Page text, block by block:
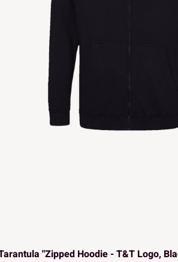
"Zipped Hoodie - T&T Logo,